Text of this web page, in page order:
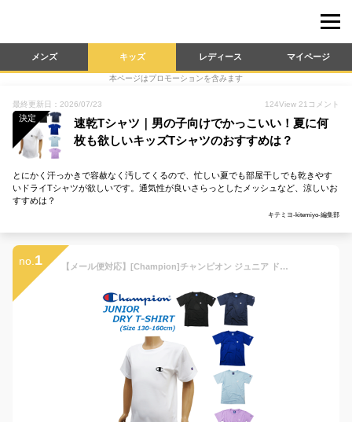
メンズ キッズ レディース マイページ
本ページはプロモーションを含みます
最終更新日：2026/07/23 124View 21 コメント
決定
速乾Tシャツ｜男の子向けでかっこいい！夏に何
枚も欲しいキッズTシャツのおすすめは？
とにかく汗っかきで容赦なく汚してくるので、忙しい夏でも部屋干しでも乾きやす
いドライTシャツが欲しいです。通気性が良いさらっとしたメッシュなど、涼しいお
すすめは？
キテミヨ-kitemiyo-編集部
no. 1 【メール便対応】[Champion]チャンピオン ジュニア ドライ半袖Tシャツ[130/140/150/160cm]CK-XS316男子 女子 男の子 女の子 男女兼用 ワンポイント ロゴ DRY メッシュTシャツ 学校 スクールTシャツ 学校 部活 シンプルT スポーツ 2023 hgg【RCP】